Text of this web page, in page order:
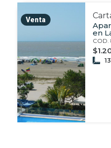
Venta
en
COD.